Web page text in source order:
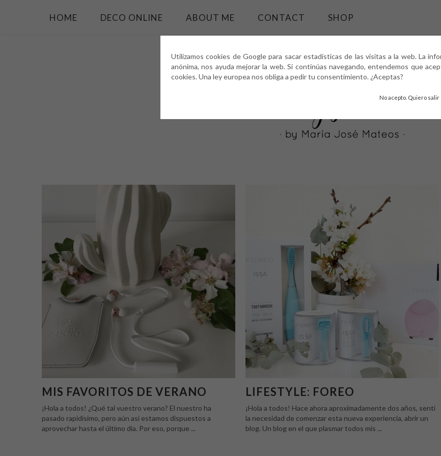
Utilizamos cookies de Google para sacar estadísticas de las visitas a la web. La
anónima, nos ayuda mejorar la web. Si continúas navegando, entendemos que
cookies. Una ley europea nos obliga a pedir tu consentimiento. ¿Aceptas?
No acepto. Quiero salir
HOME DECO ONLINE ABOUT ME CONTACT SHOP
MIS FAVORITOS DE VERANO
¡Hola a todos! ¿Qué tal vuestro verano? El nuestro ha
pasado rapidísimo, pero aún así estamos dispuestos a
aprovechar hasta el último día. Por eso, porque ...
LIFESTYLE: FOREO
¡Hola a todos! Hace ahora aproximadamente dos años, sentí
la necesidad de comenzar esta nueva experiencia, abrir un
blog. Un blog en el que plasmar todos mis ...